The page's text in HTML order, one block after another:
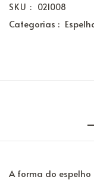
SKU : 021008
Categorias :
A forma do